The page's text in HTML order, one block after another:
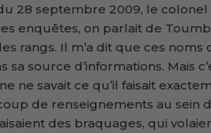
28 septembre 2009, le colonel
enquêtes, on parlait de
rangs. Il m’a dit que ces
sa source d’informations. Mais
ne savait ce qu’il faisait
de renseignements au sein
des braquages, qui